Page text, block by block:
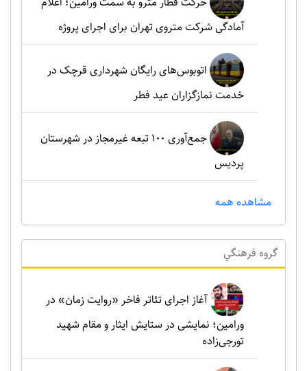
آمادگی شرکت متروی تهران برای اجرای پروژه
اتوبوس‌های رایگان شهرداری قرچک در
خدمت نمازگزاران عید فطر
جمع‌آوری ۱۰۰ تبعه غیرمجاز در شهرستان
پردیس
مشاهده همه
گروه فرهنگي
آغاز اجرای تئاتر فاخر «روایت زمان» در
ورامین؛ نمایشی در ستایش ایثار و مقام شهید
تورجی‌زاده